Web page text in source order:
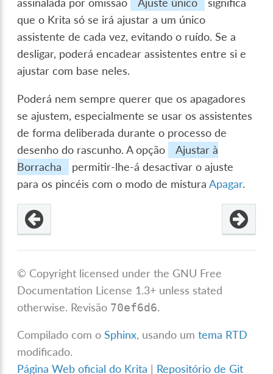
assinalada por omissão
Ajuste único
significa
que o Krita só se irá ajustar a um único
assistente de cada vez, evitando o ruído. Se a
desligar, poderá encadear assistentes entre si e
ajustar com base neles.
Poderá nem sempre querer que os apagadores
se ajustem, especialmente se usar os assistentes
de forma deliberada durante o processo de
desenho do rascunho. A opção
Ajustar à
Borracha
permitir-lhe-á desactivar o ajuste
para os pincéis com o modo de misturaApagar.
© Copyright licensed under the GNU Free
Documentation License 1.3+ unless stated
otherwise. Revisão 70ef6d6.
Compilado com oSphinx, usando umtema RTD
modificado.
Página Web oficial do Krita | Repositório de Git